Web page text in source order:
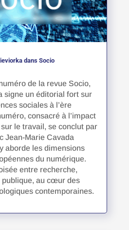
dans Socio
de la revue Socio,
signe un éditorial fort sur
sociales à l’ère
consacré à l’impact
le travail, se conclut par
Jean-Marie Cavada
aborde les dimensions
du numérique.
entre recherche,
publique, au cœur des
contemporaines.